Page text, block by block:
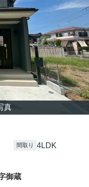
真
間取り 4LDK
御蔵